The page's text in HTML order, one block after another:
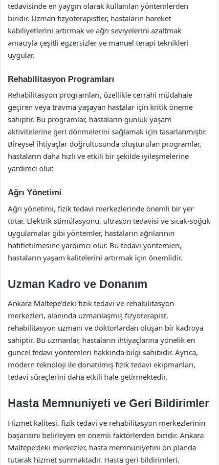
tedavisinde en yaygın olarak kullanılan yöntemlerden
biridir. Uzman fizyoterapistler, hastaların hareket
kabiliyetlerini artırmak ve ağrı seviyelerini azaltmak
amacıyla çeşitli egzersizler ve manuel terapi teknikleri
uygular.
Rehabilitasyon Programları
Rehabilitasyon programları, özellikle cerrahi müdahale
geçiren veya travma yaşayan hastalar için kritik öneme
sahiptir. Bu programlar, hastaların günlük yaşam
aktivitelerine geri dönmelerini sağlamak için tasarlanmıştır.
Bireysel ihtiyaçlar doğrultusunda oluşturulan programlar,
hastaların daha hızlı ve etkili bir şekilde iyileşmelerine
yardımcı olur.
Ağrı Yönetimi
Ağrı yönetimi, fizik tedavi merkezlerinde önemli bir yer
tutar. Elektrik stimülasyonu, ultrason tedavisi ve sıcak-soğuk
uygulamalar gibi yöntemler, hastaların ağrılarının
hafifletilmesine yardımcı olur. Bu tedavi yöntemleri,
hastaların yaşam kalitelerini artırmak için önemlidir.
Uzman Kadro ve Donanım
Ankara Maltepe’deki fizik tedavi ve rehabilitasyon
merkezleri, alanında uzmanlaşmış fizyoterapist,
rehabilitasyon uzmanı ve doktorlardan oluşan bir kadroya
sahiptir. Bu uzmanlar, hastaların ihtiyaçlarına yönelik en
güncel tedavi yöntemleri hakkında bilgi sahibidir. Ayrıca,
modern teknoloji ile donatılmış fizik tedavi ekipmanları,
tedavi süreçlerini daha etkili hale getirmektedir.
Hasta Memnuniyeti ve Geri Bildirimler
Hizmet kalitesi, fizik tedavi ve rehabilitasyon merkezlerinin
başarısını belirleyen en önemli faktörlerden biridir. Ankara
Maltepe’deki merkezler, hasta memnuniyetini ön planda
tutarak hizmet sunmaktadır. Hasta geri bildirimleri,